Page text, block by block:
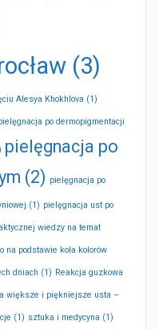
(3)
Alesya Khokhlova (1)
po dermopigmentacji
pielęgnacja po
(2) pielęgnacja po
(1) pielęgnacja ust po
wiedzy na temat
na podstawie koła kolorów
dniach (1) Reakcja guzkowa
większe i piękniejsze usta –
(1) sztuka i medycyna (1)